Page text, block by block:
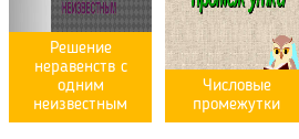
Решение
неравенств с
одним
неизвестным
Числовые
промежутки